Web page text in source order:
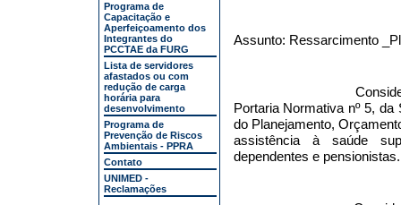
Programa de
Capacitação e
Aperfeiçoamento dos
Integrantes do
PCCTAE da FURG
Lista de servidores
afastados ou com
redução de carga
horária para
desenvolvimento
Programa de
Prevenção de Riscos
Ambientais - PPRA
Contato
UNIMED -
Reclamações
Assunto: Ressarcimento
Portaria Normativa nº 5,
do Planejamento,
assistência à saúde
dependentes e pensionistas.